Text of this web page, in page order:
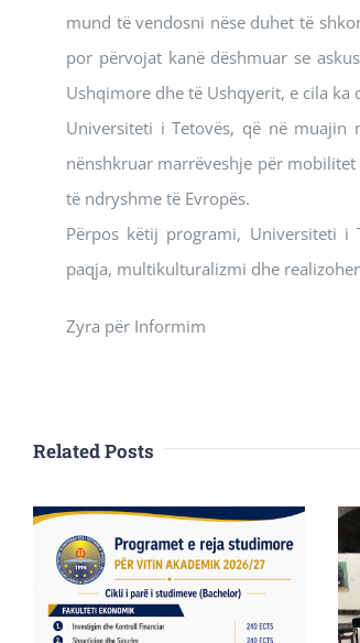
mund të vendosni nëse duhet të
por përvojat kanë dëshmuar se
Ushqimore dhe të Ushqyerit, e cila ka
Universiteti i Tetovës, që në muajin
nënshkruar marrëveshje për
të ndryshme të Evropës.
Përpos këtij programi, Universiteti i
paqja, multikulturalizmi dhe
Zyra për Informim
Related Posts